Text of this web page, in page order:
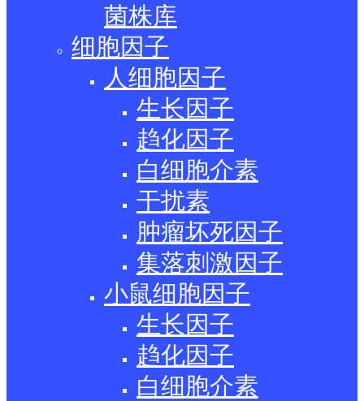
菌株库
细胞因子
人细胞因子
生长因子
趋化因子
白细胞介素
干扰素
肿瘤坏死因子
集落刺激因子
小鼠细胞因子
生长因子
趋化因子
白细胞介素